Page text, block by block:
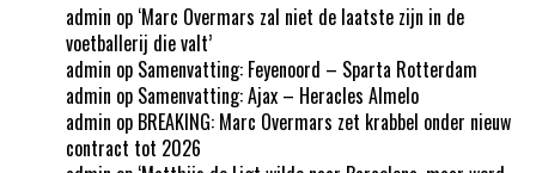
admin op ‘Marc Overmars zal niet de laatste zijn in de
voetballerij die valt’
admin op Samenvatting: Feyenoord – Sparta Rotterdam
admin op Samenvatting: Ajax – Heracles Almelo
admin op BREAKING: Marc Overmars zet krabbel onder nieuw
contract tot 2026